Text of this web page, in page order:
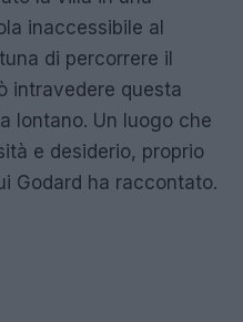
inaccessibile al
di percorrere il
intravedere questa
lontano. Un luogo che
e desiderio, proprio
Godard ha raccontato.